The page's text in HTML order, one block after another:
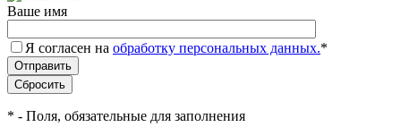
Ваше имя
Я согласен на обработку персональных данных.*
* - Поля, обязательные для заполнения